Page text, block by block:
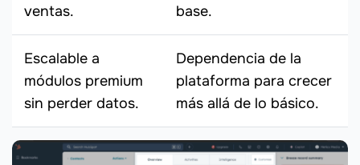
ventas.
base.
Escalable a
módulos premium
sin perder datos.
Dependencia de la
plataforma para crecer
más allá de lo básico.